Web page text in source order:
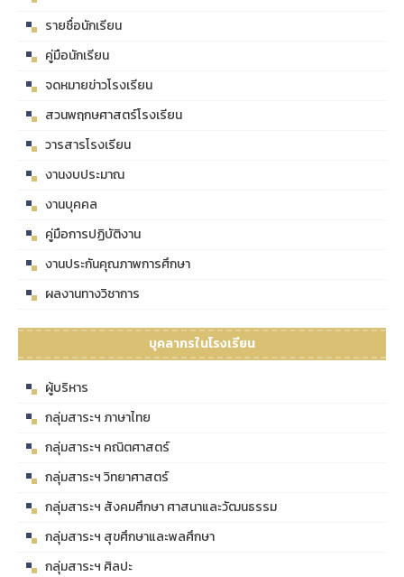
รายชื่อนักเรียน
คู่มือนักเรียน
จดหมายข่าวโรงเรียน
สวนพฤกษศาสตร์โรงเรียน
วารสารโรงเรียน
งานงบประมาณ
งานบุคคล
คู่มือการปฏิบัติงาน
งานประกันคุณภาพการศึกษา
ผลงานทางวิชาการ
บุคลากรในโรงเรียน
ผู้บริหาร
กลุ่มสาระฯ ภาษาไทย
กลุ่มสาระฯ คณิตศาสตร์
กลุ่มสาระฯ วิทยาศาสตร์
กลุ่มสาระฯ สังคมศึกษา ศาสนาและวัฒนธรรม
กลุ่มสาระฯ สุขศึกษาและพลศึกษา
กลุ่มสาระฯ ศิลปะ